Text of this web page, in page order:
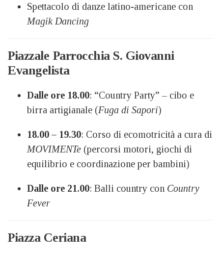
Spettacolo di danze latino-americane con
Magik Dancing
Piazzale Parrocchia S. Giovanni
Evangelista
Dalle ore 18.00: “Country Party” – cibo e
birra artigianale (Fuga di Sapori)
18.00 – 19.30: Corso di ecomotricità a cura di
MOVIMENTe (percorsi motori, giochi di
equilibrio e coordinazione per bambini)
Dalle ore 21.00: Balli country con Country
Fever
Piazza Ceriana